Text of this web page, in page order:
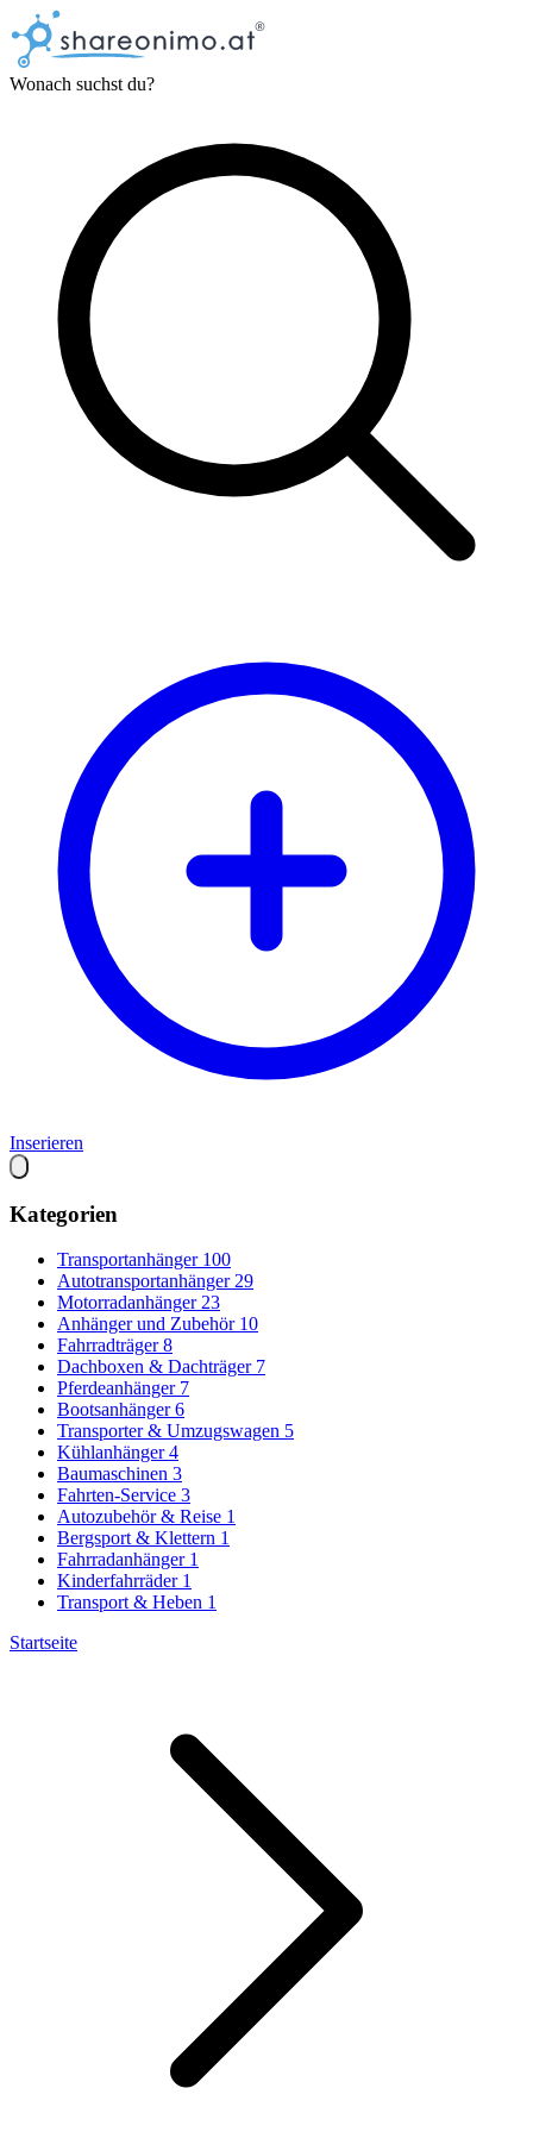
Wonach suchst du?
Inserieren
Kategorien
Transportanhänger 100
Autotransportanhänger 29
Motorradanhänger 23
Anhänger und Zubehör 10
Fahrradträger 8
Dachboxen & Dachträger 7
Pferdeanhänger 7
Bootsanhänger 6
Transporter & Umzugswagen 5
Kühlanhänger 4
Baumaschinen 3
Fahrten-Service 3
Autozubehör & Reise 1
Bergsport & Klettern 1
Fahrradanhänger 1
Kinderfahrräder 1
Transport & Heben 1
Startseite